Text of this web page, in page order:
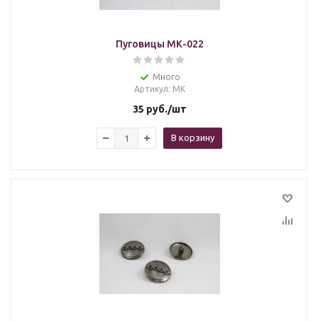
Пуговицы МК-022
Много
Артикул: МК
35 руб./шт
В корзину